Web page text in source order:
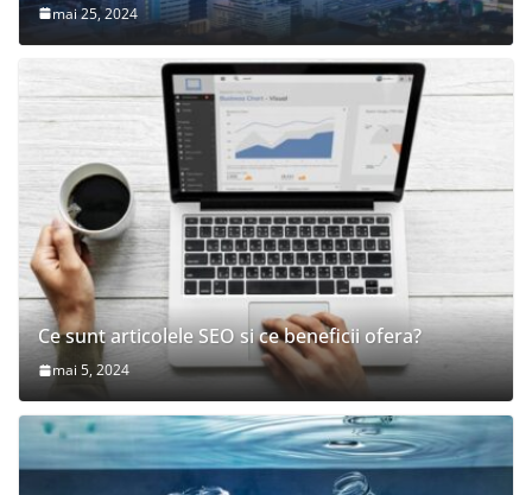
mai 25, 2024
Ce sunt articolele SEO si ce beneficii ofera?
mai 5, 2024